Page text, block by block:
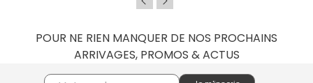
POUR NE RIEN MANQUER DE NOS PROCHAINS
ARRIVAGES, PROMOS & ACTUS